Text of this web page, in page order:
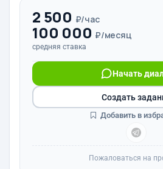
2 500 ₽/час
100 000 ₽/месяц
средняя ставка
Начать
Создать
Добавить в
Пожаловаться на